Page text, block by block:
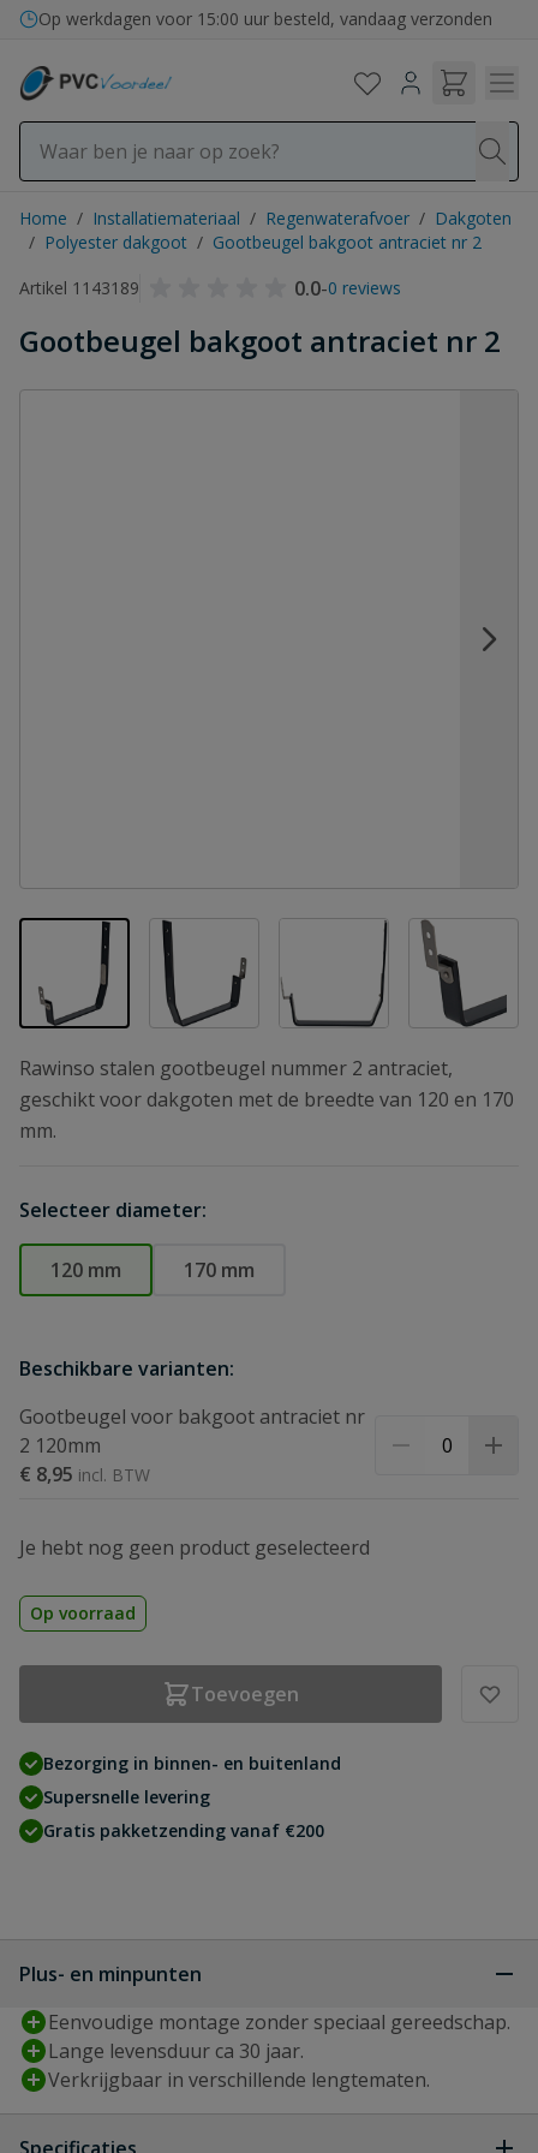
Ga naar de inhoud
Op werkdagen voor 15:00 uur besteld, vandaag verzonden
Home / Installatiemateriaal / Regenwaterafvoer / Dakgoten
/ Polyester dakgoot / Gootbeugel bakgoot antraciet nr 2
Artikel 1143189
0.0-0 reviews
Gootbeugel bakgoot antraciet nr 2
View larger image View larger image
Rawinso stalen gootbeugel nummer 2 antraciet,
geschikt voor dakgoten met de breedte van 120 en 170
mm.
Selecteer diameter:
120 mm 170 mm
Beschikbare varianten:
Gootbeugel voor bakgoot antraciet nr
2 120mm
€ 8,95
Je hebt nog geen product geselecteerd
Op voorraad
Toevoegen
Bezorging in binnen- en buitenland
Supersnelle levering
Gratis pakketzending vanaf €200
Plus- en minpunten
Eenvoudige montage zonder speciaal gereedschap.
Lange levensduur ca 30 jaar.
Verkrijgbaar in verschillende lengtematen.